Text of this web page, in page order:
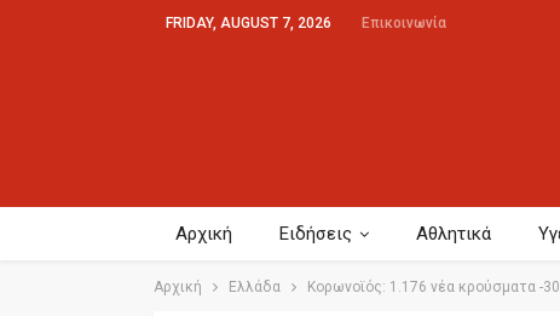
FRIDAY, AUGUST 7, 2026 Επικοινωνία
Αρχική Ειδήσεις Αθλητικά
Αρχική Ελλάδα Κορωνοϊός: 1.176 νέα κρούσματα -